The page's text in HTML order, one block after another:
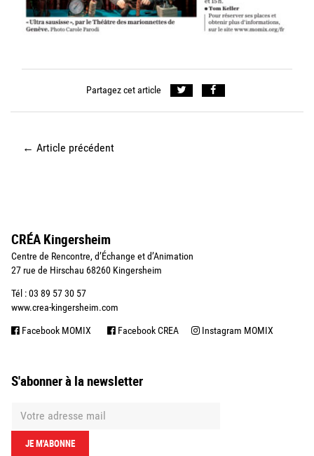
Partagez cet article
← Article précédent
CRÉA Kingersheim
Centre de Rencontre, d’Échange et d’Animation
27 rue de Hirschau 68260 Kingersheim
Tél : 03 89 57 30 57
www.crea-kingersheim.com
Facebook MOMIX Facebook CREA Instagram MOMIX
S'abonner à la newsletter